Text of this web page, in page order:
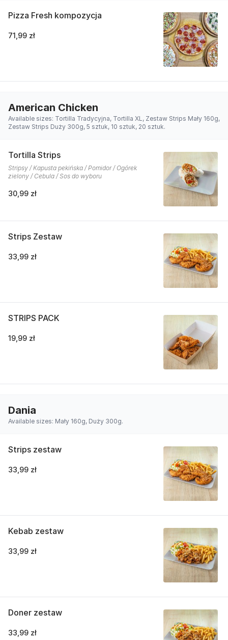
Pizza Fresh kompozycja
71,99 zł
American Chicken
Available sizes: Tortilla Tradycyjna, Tortilla XL, Zestaw Strips Mały 160g,
Zestaw Strips Duży 300g, 5 sztuk, 10 sztuk, 20 sztuk.
Tortilla Strips
Stripsy / Kapusta pekińska / Pomidor / Ogórek
zielony / Cebula / Sos do wyboru
30,99 zł
Strips Zestaw
33,99 zł
STRIPS PACK
19,99 zł
Dania
Available sizes: Mały 160g, Duży 300g.
Strips zestaw
33,99 zł
Kebab zestaw
33,99 zł
Doner zestaw
33,99 zł